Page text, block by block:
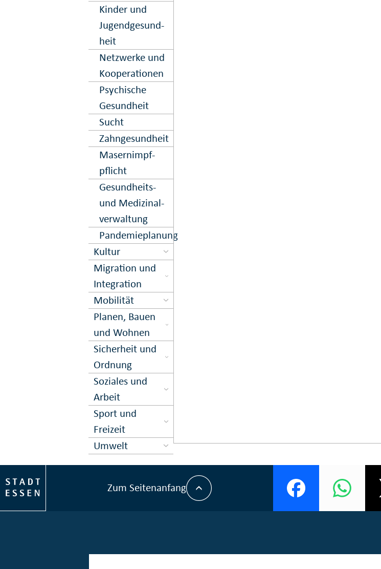
Kinder und
Jugend­gesund­
heit
Netz­werke und
Kooper­ation­en
Psy­chische
Gesund­heit
Sucht
Zahn­gesund­heit
Masern­impf­
pflicht
Gesund­heits-
und Medi­zinal­
ver­waltung
Pandemieplanung
Kultur
Migration und
Inte­gration
Mobilität
Planen, Bauen
und Wohnen
Sicher­heit und
Ord­nung
Soziales und
Arbeit
Sport und
Freizeit
Umwelt
Zum Seitenanfang